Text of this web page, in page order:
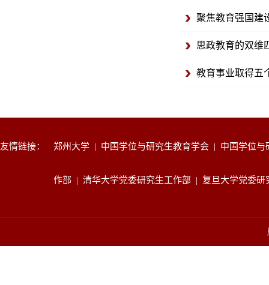
聚焦教育强国建
思政教育的双维
教育事业取得五
友情链接： 郑州大学 | 中国学位与研究生教育学会 | 中国学位
作部 |清华大学党委研究生工作部 | 复旦大学党委